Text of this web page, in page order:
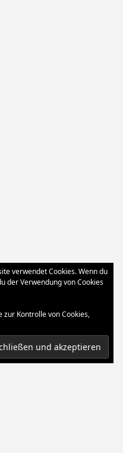
verwendet Cookies. Wenn du
der Verwendung von Cookies
Kontrolle von Cookies,